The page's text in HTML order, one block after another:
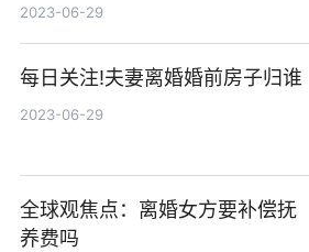
2023-06-29
每日关注!夫妻离婚婚前房子归谁
2023-06-29
全球观焦点：离婚女方要补偿抚
养费吗